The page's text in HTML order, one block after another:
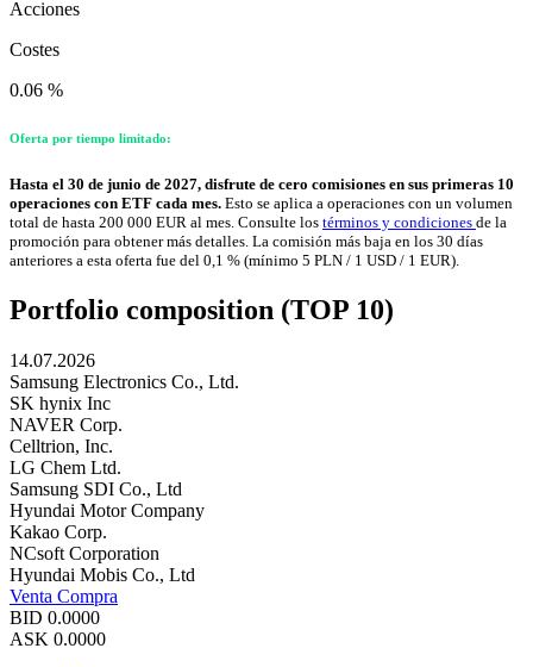
Acciones
Costes
0.06 %
Oferta por tiempo limitado:
Hasta el 30 de junio de 2027, disfrute de cero comisiones en sus primeras 10
operaciones con ETF cada mes. Esto se aplica a operaciones con un volumen
total de hasta 200 000 EUR al mes. Consulte los términos y condiciones de la
promoción para obtener más detalles. La comisión más baja en los 30 días
anteriores a esta oferta fue del 0,1 % (mínimo 5 PLN / 1 USD / 1 EUR).
Portfolio composition (TOP 10)
14.07.2026
Samsung Electronics Co., Ltd.
SK hynix Inc
NAVER Corp.
Celltrion, Inc.
LG Chem Ltd.
Samsung SDI Co., Ltd
Hyundai Motor Company
Kakao Corp.
NCsoft Corporation
Hyundai Mobis Co., Ltd
Venta Compra
BID 0.0000
ASK 0.0000